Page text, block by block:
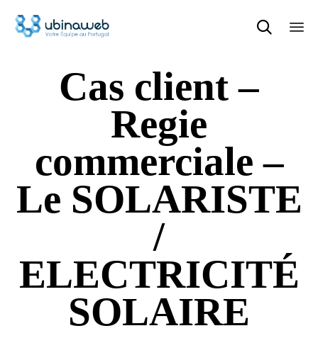

Cas client –
Regie
commerciale –
Le SOLARISTE
/
ELECTRICITÉ
SOLAIRE